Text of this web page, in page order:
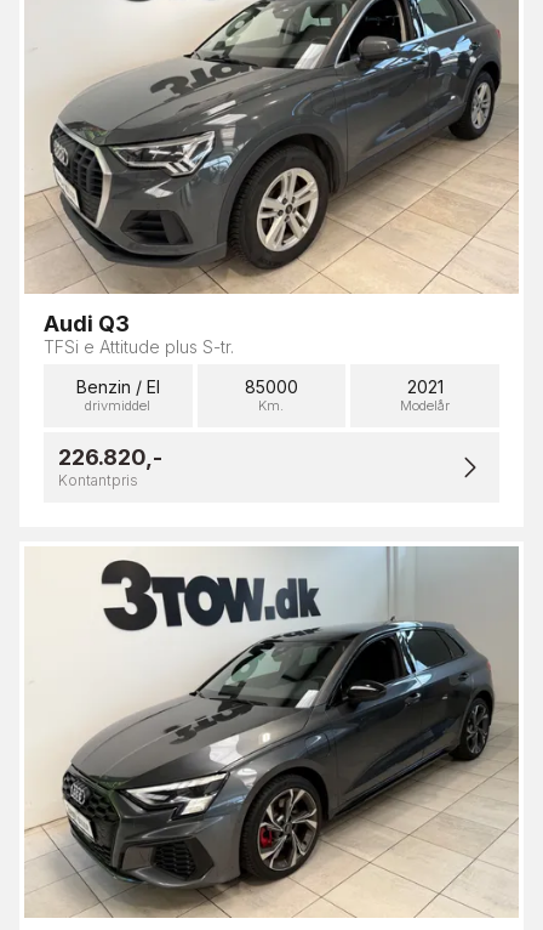
Audi Q3
TFSi e Attitude plus S-tr.
Benzin / El
drivmiddel
85000
Km.
2021
Modelår
226.820,-
Kontantpris